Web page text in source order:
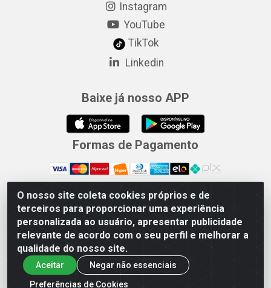
O nosso site coleta cookies próprios e de
terceiros para proporcionar uma experiência
personalizada ao usuário, apresentar publicidade
relevante de acordo com o seu perfil e melhorar a
qualidade do nosso site.
Aceitar
Negar não essenciais
Preferências de Cookies
Instagram
YouTube
TikTok
Linkedin
Baixe já nosso APP
Formas de Pagamento
Merconorte Distribuidora de Ferragens Ltda - Avenida Marechal
Rondon, 1571 - Centro, Ji-Paraná/RO - CEP 76.900-121 - CNPJ
10.779.165/000167